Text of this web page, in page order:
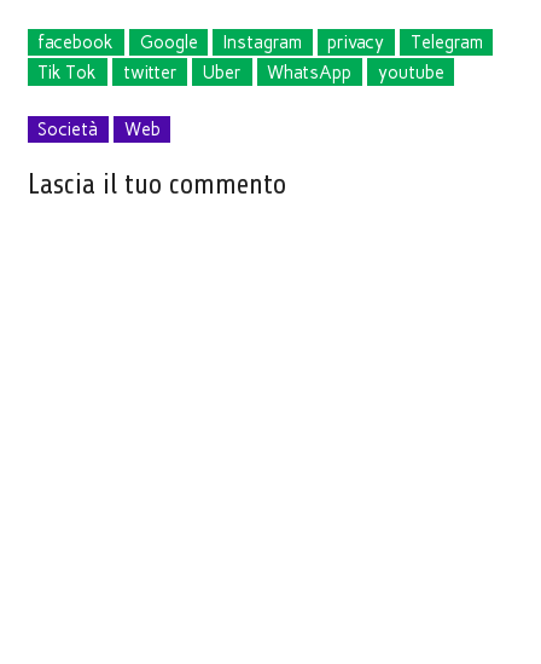
facebook Google Instagram privacy
Telegram
Tik Tok
twitter Uber WhatsApp youtube
Società Web
Lascia il tuo commento